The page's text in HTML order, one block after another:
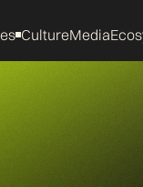
CultureMedia